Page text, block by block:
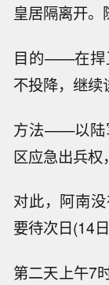
皇居隔离开。
目的——在捍
不投降，继续
方法——以陆
区应急出兵权
对此，阿南
要待次日(14
第二天上午7